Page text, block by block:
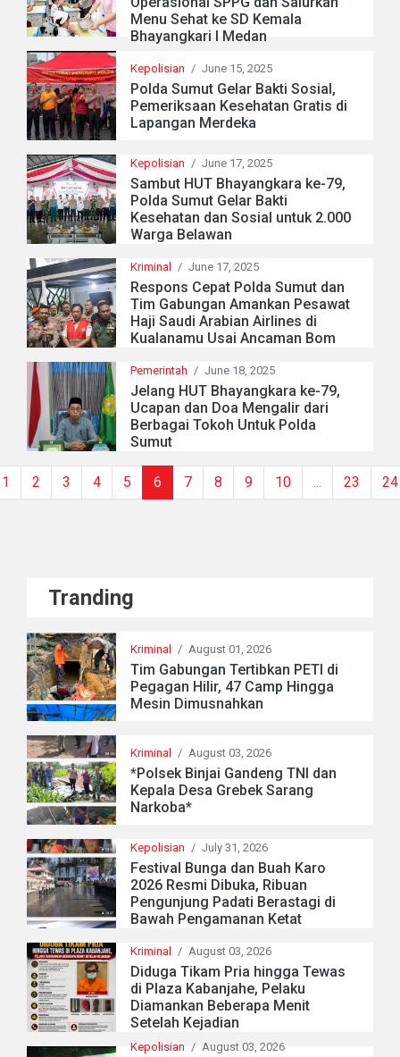
Menu Sehat ke SD Kemala
Bhayangkari I Medan
Kepolisian / June 15, 2025
Polda Sumut Gelar Bakti Sosial,
Pemeriksaan Kesehatan Gratis di
Lapangan Merdeka
Kepolisian / June 17, 2025
Sambut HUT Bhayangkara ke-79,
Polda Sumut Gelar Bakti
Kesehatan dan Sosial untuk 2.000
Warga Belawan
Kriminal / June 17, 2025
Respons Cepat Polda Sumut dan
Tim Gabungan Amankan Pesawat
Haji Saudi Arabian Airlines di
Kualanamu Usai Ancaman Bom
Pemerintah / June 18, 2025
Jelang HUT Bhayangkara ke-79,
Ucapan dan Doa Mengalir dari
Berbagai Tokoh Untuk Polda
Sumut
1 2 3 4 5 6 7 8 9 10 23 24
Tranding
Kriminal / August 01, 2026
Tim Gabungan Tertibkan PETI di
Pegagan Hilir, 47 Camp Hingga
Mesin Dimusnahkan
Kriminal / August 03, 2026
*Polsek Binjai Gandeng TNI dan
Kepala Desa Grebek Sarang
Narkoba*
Kepolisian / July 31, 2026
Festival Bunga dan Buah Karo
2026 Resmi Dibuka, Ribuan
Pengunjung Padati Berastagi di
Bawah Pengamanan Ketat
Kriminal / August 03, 2026
Diduga Tikam Pria hingga Tewas
di Plaza Kabanjahe, Pelaku
Diamankan Beberapa Menit
Setelah Kejadian
Kepolisian / August 03, 2026